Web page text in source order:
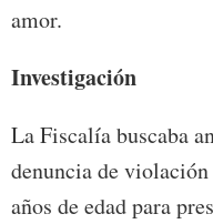
amor.
Investigación
La Fiscalía buscaba
denuncia de
años de edad para